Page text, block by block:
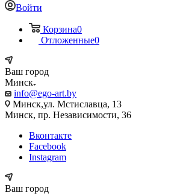
Войти
Корзина0
Отложенные0
Ваш город
Минск
info@ego-art.by
Минск,ул. Мстиславца, 13
Минск, пр. Независимости, 36
Вконтакте
Facebook
Instagram
Ваш город